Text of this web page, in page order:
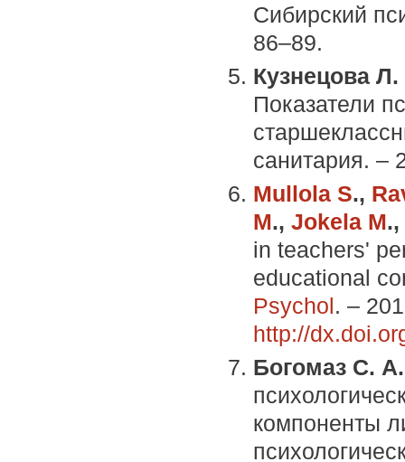
Сибирский
86–89.
Кузнецова
Показатели
санитария.
Mullola S.,
M., Jokela M.,
in teachers'
educational
Psychol. –
http://
Богомаз С.
компоненты